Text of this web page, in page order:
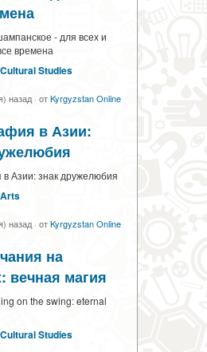
- для всех и
времена
Cultural Studies
назад· отKyrgyzstan Online
в Азии:
Азии: знак дружелюбия
Arts
назад· отKyrgyzstan Online
на
вечная магия
on the swing: eternal
Cultural Studies